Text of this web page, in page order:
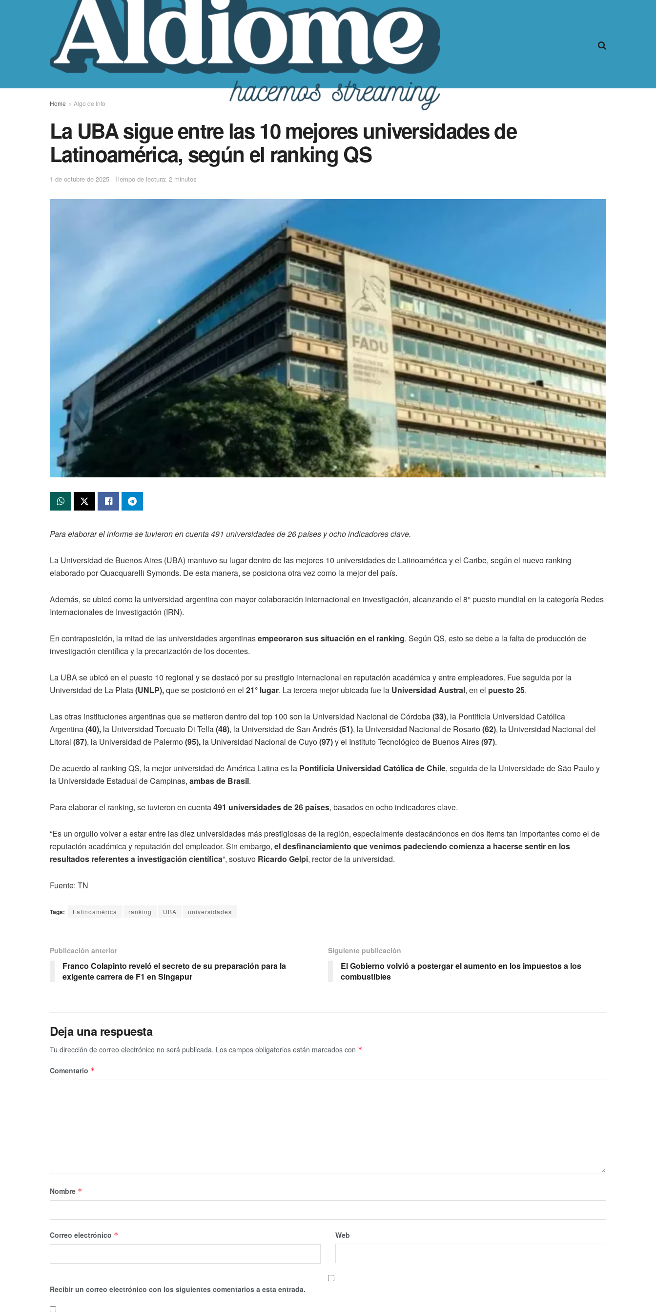
Home Algo de Info
La UBA sigue entre las 10 mejores universidades de
Latinoamérica, según el ranking QS
1 de octubre de 2025 Tiempo de lectura: 2 minutos
Para elaborar el informe se tuvieron en cuenta 491 universidades de 26 países y ocho indicadores clave.
La Universidad de Buenos Aires (UBA) mantuvo su lugar dentro de las mejores 10 universidades de Latinoamérica y el Caribe, según el nuevo ranking
elaborado por Quacquarelli Symonds. De esta manera, se posiciona otra vez como la mejor del país.
Además, se ubicó como la universidad argentina con mayor colaboración internacional en investigación, alcanzando el 8° puesto mundial en la categoría Redes
Internacionales de Investigación (IRN).
En contraposición, la mitad de las universidades argentinasempeoraron sus situación en el ranking. Según QS, esto se debe a la falta de producción de
investigación científica y la precarización de los docentes.
La UBA se ubicó en el puesto 10 regional y se destacó por su prestigio internacional en reputación académica y entre empleadores. Fue seguida por la
Universidad de La Plata(UNLP),que se posicionó en el 21° lugar. La tercera mejor ubicada fue la Universidad Austral, en el puesto 25.
Las otras instituciones argentinas que se metieron dentro del top 100 son la Universidad Nacional de Córdoba(33), la Pontificia Universidad Católica
Argentina(40), la Universidad Torcuato Di Tella(48), la Universidad de San Andrés(51), la Universidad Nacional de Rosario(62), la Universidad Nacional del
Litoral (87), la Universidad de Palermo(95), la Universidad Nacional de Cuyo(97)y el Instituto Tecnológico de Buenos Aires(97).
De acuerdo al ranking QS, la mejor universidad de América Latina es la Pontificia Universidad Católica de Chile, seguida de la Universidade de São Paulo y
la Universidade Estadual de Campinas, ambas de Brasil.
Para elaborar el ranking, se tuvieron en cuenta491 universidades de 26 países, basados en ocho indicadores clave.
“Es un orgullo volver a estar entre las diez universidades más prestigiosas de la región, especialmente destacándonos en dos ítems tan importantes como el de
reputación académica y reputación del empleador. Sin embargo, el desfinanciamiento que venimos padeciendo comienza a hacerse sentir en los
resultados referentes a investigación científica”, sostuvo Ricardo Gelpi, rector de la universidad.
Fuente: TN
Tags: Latinoamérica ranking UBA universidades
Publicación anterior
Franco Colapinto reveló el secreto de su preparación para la
exigente carrera de F1 en Singapur
Siguiente publicación
El Gobierno volvió a postergar el aumento en los impuestos a los
combustibles
Deja una respuesta
Tu dirección de correo electrónico no será publicada. Los campos obligatorios están marcados con *
Comentario *
Nombre *
Correo electrónico * Web
Recibir un correo electrónico con los siguientes comentarios a esta entrada.